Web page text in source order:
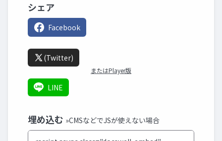
シェア
Facebook
(Twitter)
またはPlayer版
LINE
埋め込む »CMSなどでJSが使えない場合